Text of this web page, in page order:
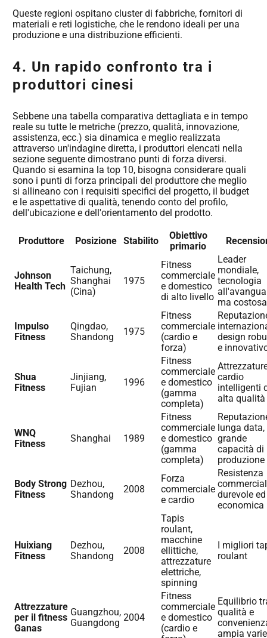
Queste regioni ospitano cluster di fabbriche, fornitori di
materiali e reti logistiche, che le rendono ideali per una
produzione e una distribuzione efficienti.
4. Un rapido confronto tra i
produttori cinesi
Sebbene una tabella comparativa dettagliata e in tempo
reale su tutte le metriche (prezzo, qualità, innovazione,
assistenza, ecc.) sia dinamica e meglio realizzata
attraverso un'indagine diretta, i produttori elencati nella
sezione seguente dimostrano punti di forza diversi.
Quando si esamina la top 10, bisogna considerare quali
sono i punti di forza principali del produttore che meglio
si allineano con i requisiti specifici del progetto, il budget
e le aspettative di qualità, tenendo conto del profilo,
dell'ubicazione e dell'orientamento del prodotto.
Produttore Posizione Stabilito
Obiettivo
primario
Johnson
Health Tech
Taichung,
Shanghai
(Cina)
1975
Fitness
commerciale
e domestico
di alto livello
Leader
mondiale,
tecnologia
ma costosa
Impulso
Fitness
Qingdao,
Shandong
1975
Fitness
commerciale
(cardio e
forza)
design
e
Shua
Fitness
Jinjiang,
Fujian
1996
Fitness
commerciale
e domestico
(gamma
completa)
cardio
intelligenti
alta qualità
WNQ
Fitness
Shanghai 1989
Fitness
commerciale
e domestico
(gamma
completa)
lunga data,
grande
capacità di
produzione
Body Strong
Fitness
Dezhou,
Shandong
2008
Forza
commerciale
e cardio
Resistenza
durevole ed
economica
Huixiang
Fitness
Dezhou,
Shandong
2008
Tapis
roulant,
macchine
ellittiche,
attrezzature
elettriche,
spinning
I migliori
roulant
Attrezzature
per il fitness
Ganas
Guangzhou,
Guangdong 2004
Fitness
commerciale
e domestico
(cardio e
Equilibrio
qualità e
ampia